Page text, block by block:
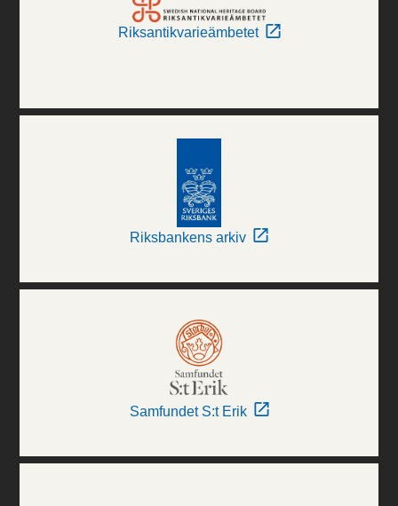
Riksantikvarieämbetet
Riksbankens arkiv
Samfundet S:t Erik